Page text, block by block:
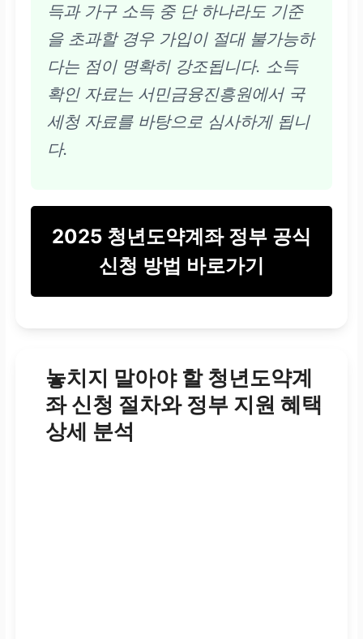
득과 가구 소득 중 단 하나라도 기준
을 초과할 경우 가입이 절대 불가능하
다는 점이 명확히 강조됩니다. 소득
확인 자료는 서민금융진흥원에서 국
세청 자료를 바탕으로 심사하게 됩니
다.
2025 청년도약계좌 정부 공식
신청 방법 바로가기
놓치지 말아야 할 청년도약계
좌 신청 절차와 정부 지원 혜택
상세 분석